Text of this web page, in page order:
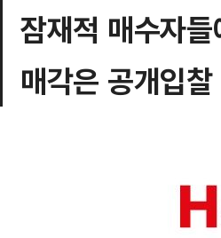
잠재적 매수자
매각은 공개입